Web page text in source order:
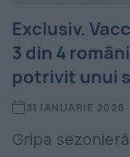
Exclusiv.
3 din 4
potrivit unui
31 IANUARIE 2026
Gripa